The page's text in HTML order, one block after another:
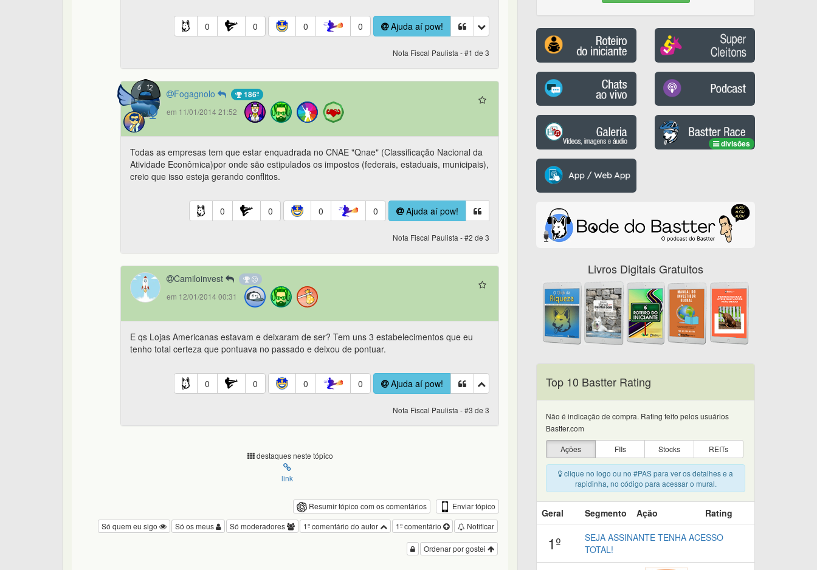
0 0 0 0 Ajuda aí pow!
Nota Fiscal Paulista - #1 de 3
Fogagnolo 186º
em 11/01/2014 21:52
Todas as empresas tem que estar enquadrada no CNAE "Qnae" (Classificação Nacional da
Atividade Econômica)por onde são estipulados os impostos (federais, estaduais, municipais),
creio que isso esteja gerando conflitos.
0 0 0 0 Ajuda aí pow!
Nota Fiscal Paulista - #2 de 3
Camiloinvest
em 12/01/2014 00:31
E qs Lojas Americanas estavam e deixaram de ser? Tem uns 3 estabelecimentos que eu
tenho total certeza que pontuava no passado e deixou de pontuar.
0 0 0 0 Ajuda aí pow!
Nota Fiscal Paulista - #3 de 3
destaques neste tópico
link
Resumir tópico com os comentários
Enviar tópico
Notificar
1º comentário
1º comentário do autor
Só moderadores
Só os meus
Só quem eu sigo
Ordenar por gostei
divisões
Livros Digitais Gratuitos
Top 10 Bastter Rating
Não é indicação de compra. Rating feito pelos usuários
Bastter.com
Ações
FIIs Stocks REITs
clique no logo ou no #PAS para ver os detalhes e a
rapidinha, no código para acessar o mural.
Geral Segmento Ação Rating
1º
SEJA ASSINANTE TENHA ACESSO
TOTAL!